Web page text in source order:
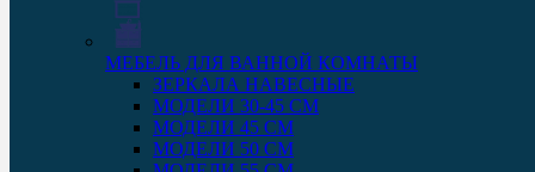
МЕБЕЛЬ ДЛЯ ВАННОЙ КОМНАТЫ
ЗЕРКАЛА НАВЕСНЫЕ
МОДЕЛИ 30-45 СМ
МОДЕЛИ 45 СМ
МОДЕЛИ 50 СМ